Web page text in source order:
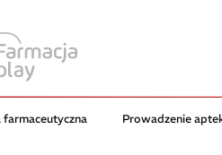
farmaceutyczna Prowadzenie